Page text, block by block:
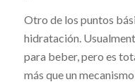
Otro de los puntos
hidratación.
para beber, pero es
más que un